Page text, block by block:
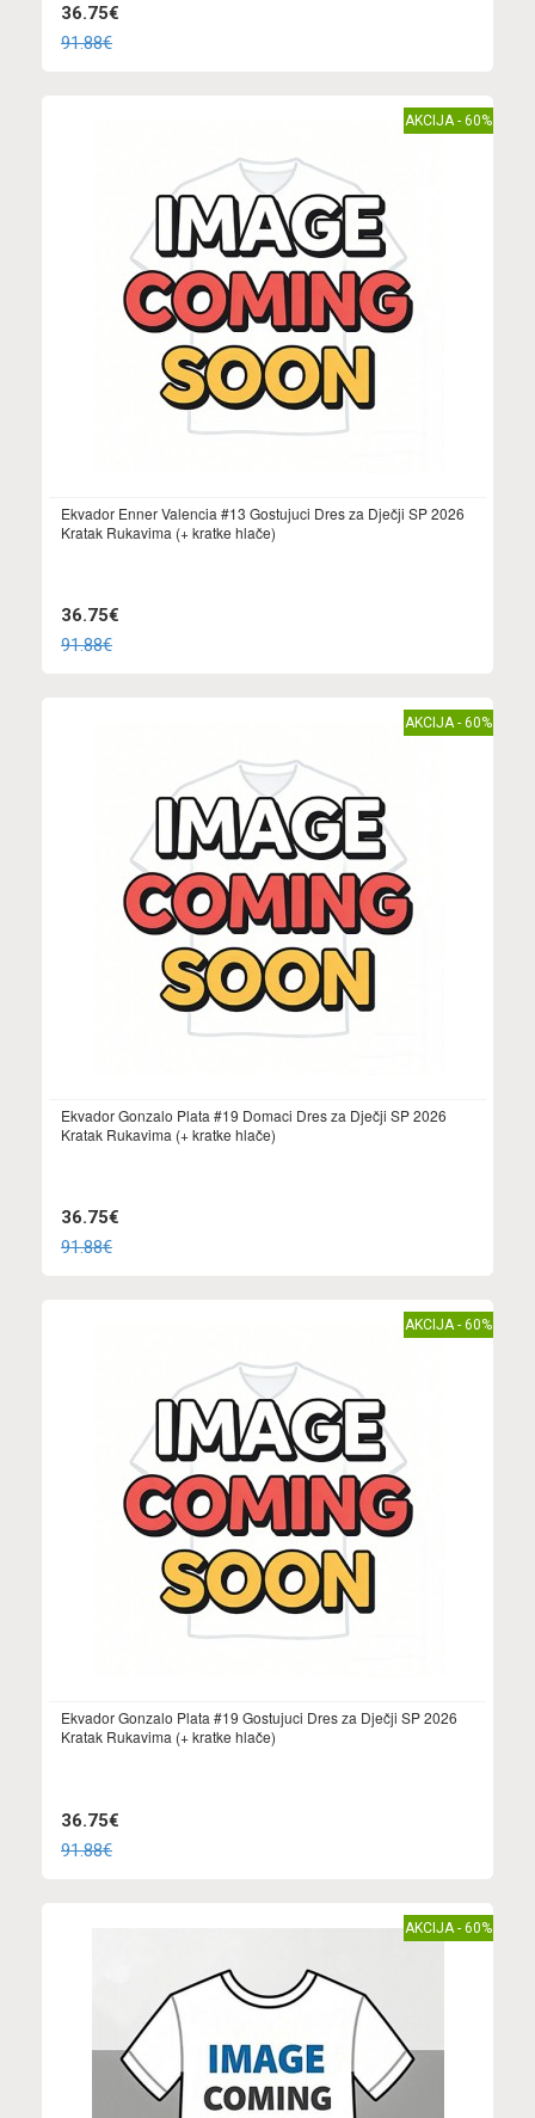
36.75€
91.88€
AKCIJA - 60%
Ekvador Enner Valencia #13 Gostujuci Dres za Dječji SP 2026
Kratak Rukavima (+ kratke hlače)
36.75€
91.88€
AKCIJA - 60%
Ekvador Gonzalo Plata #19 Domaci Dres za Dječji SP 2026
Kratak Rukavima (+ kratke hlače)
36.75€
91.88€
AKCIJA - 60%
Ekvador Gonzalo Plata #19 Gostujuci Dres za Dječji SP 2026
Kratak Rukavima (+ kratke hlače)
36.75€
91.88€
AKCIJA - 60%